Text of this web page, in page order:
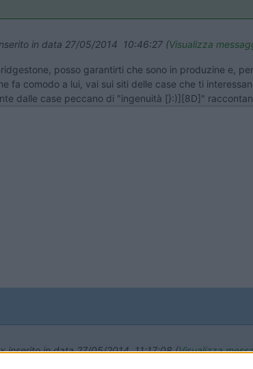
in data 27/05/2014 10:46:27 (Visualizza
posso garantirti che sono in produzine e,
fa comodo a lui, vai sui siti delle case che ti
dalle case peccano di "ingenuità [}:)][8D]"
inserito in data 27/05/2014 11:17:08 (Visualizza